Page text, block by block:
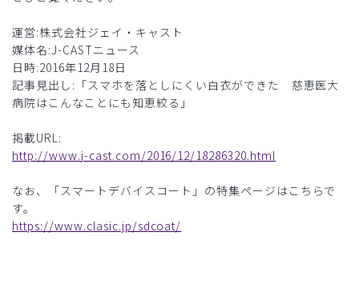
運営:株式会社ジェイ・キャスト
媒体名:J-CASTニュース
日時:2016年12月18日
記事見出し:「スマホを落としにくい白衣ができた 慈恵医大
病院はこんなことにも知恵絞る」
掲載URL:
http://www.j-cast.com/2016/12/18286320.html
なお、「スマートデバイスコート」の特集ページはこちらで
す。
https://www.clasic.jp/sdcoat/